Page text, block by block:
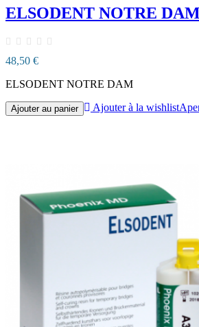
ELSODENT NOTRE DAM
48,50 €
ELSODENT NOTRE DAM
Ajouter au panier Ajouter à la wishlist